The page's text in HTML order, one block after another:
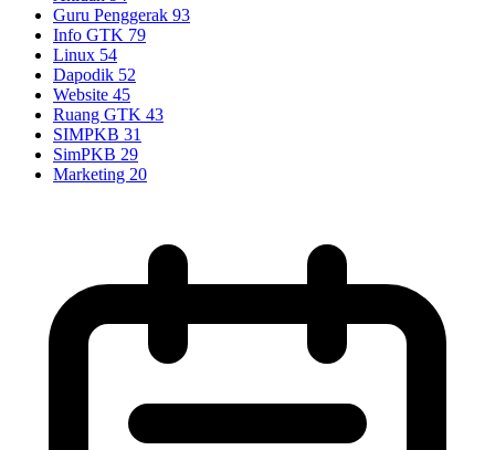
Guru Penggerak 93
Info GTK 79
Linux 54
Dapodik 52
Website 45
Ruang GTK 43
SIMPKB 31
SimPKB 29
Marketing 20